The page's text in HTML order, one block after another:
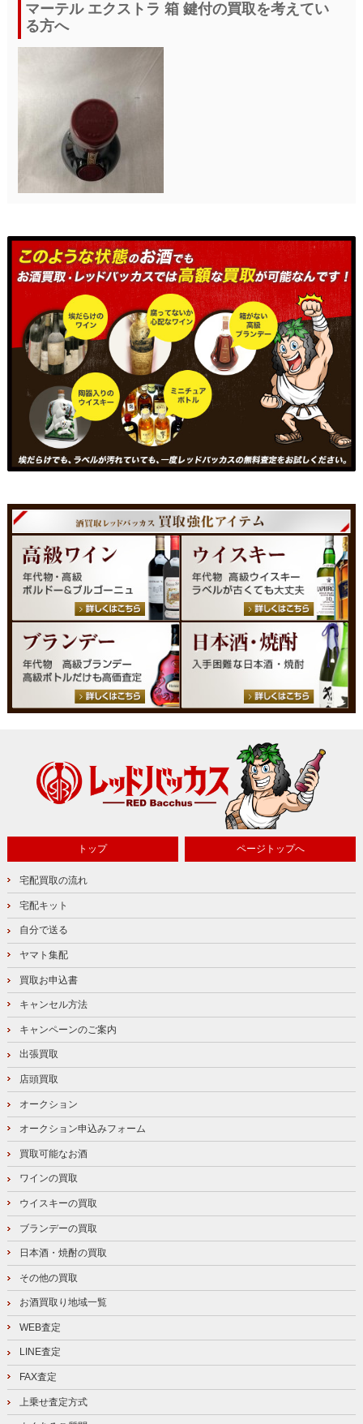
マーテル エクストラ 箱 鍵付の買取を考えてい
る方へ
トップ ページトップへ
宅配買取の流れ
宅配キット
自分で送る
ヤマト集配
買取お申込書
キャンセル方法
キャンペーンのご案内
出張買取
店頭買取
オークション
オークション申込みフォーム
買取可能なお酒
ワインの買取
ウイスキーの買取
ブランデーの買取
日本酒・焼酎の買取
その他の買取
お酒買取り地域一覧
WEB査定
LINE査定
FAX査定
上乗せ査定方式